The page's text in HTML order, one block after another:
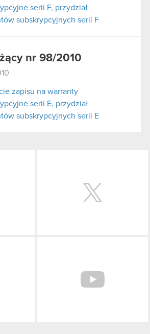
serii F, przydział
subskrypcyjnych serii F
nr 98/2010
zapisu na warranty
serii E, przydział
subskrypcyjnych serii E